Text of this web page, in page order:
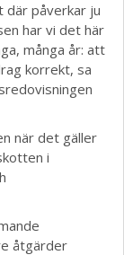
där påverkar ju
har vi det här
många år: att
korrekt, sa
när det gäller
i
åtgärder